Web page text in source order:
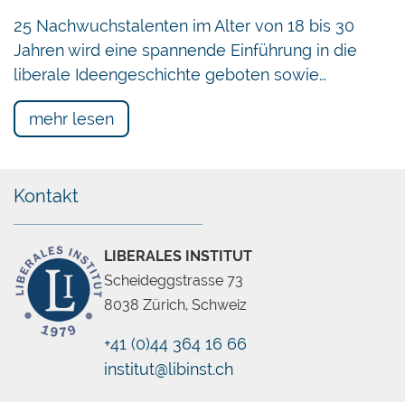
Chatbot
25 Nachwuchstalenten im Alter von 18 bis 30
Jahren wird eine spannende Einführung in die
liberale Ideengeschichte geboten sowie…
mehr lesen
Kontakt
LIBERALES INSTITUT
Scheideggstrasse 73
8038 Zürich, Schweiz
+41 (0)44 364 16 66
institut@libinst.ch